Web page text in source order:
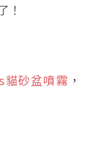
！
砂盆噴霧 ，